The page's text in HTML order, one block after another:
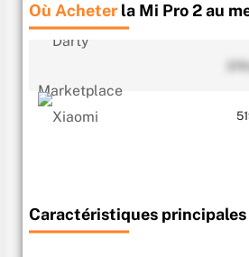
Où Acheter la Mi Pro 2 au
Caractéristiques principales